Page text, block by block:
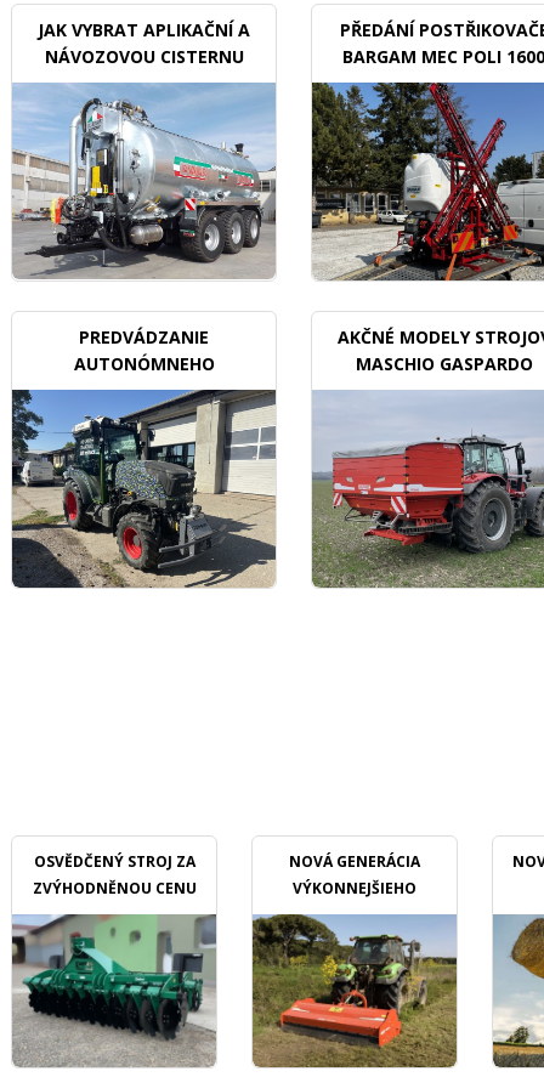
JAK VYBRAT APLIKAČNÍ A
NÁVOZOVOU CISTERNU
PŘEDÁNÍ
BARGAM MEC POLI 1600
BDX
PREDVÁDZANIE
AUTONÓMNEHO
TRAKTORU V SADOCH
AKČNÉ MODELY
MASCHIO GASPARDO
OSVĚDČENÝ STROJ ZA
ZVÝHODNĚNOU CENU
NOVÁ GENERÁCIA
VÝKONNEJŠIEHO
MULČOVAČU